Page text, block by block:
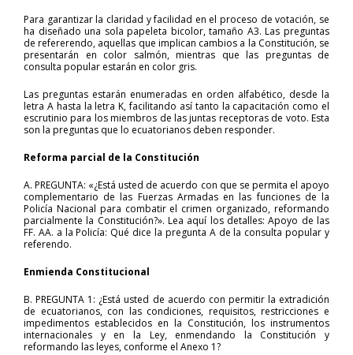
Para garantizar la claridad y facilidad en el proceso de votación, se
ha diseñado una sola papeleta bicolor, tamaño A3. Las preguntas
de refererendo, aquellas que implican cambios a la Constitución, se
presentarán en color salmón, mientras que las preguntas de
consulta popular estarán en color gris.
Las preguntas estarán enumeradas en orden alfabético, desde la
letra A hasta la letra K, facilitando así tanto la capacitación como el
escrutinio para los miembros de las juntas receptoras de voto. Esta
son la preguntas que lo ecuatorianos deben responder.
Reforma parcial de la Constitución
A. PREGUNTA: «¿Está usted de acuerdo con que se permita el apoyo
complementario de las Fuerzas Armadas en las funciones de la
Policía Nacional para combatir el crimen organizado, reformando
parcialmente la Constitución?». Lea aquí los detalles: Apoyo de las
FF. AA. a la Policía: Qué dice la pregunta A de la consulta popular y
referendo.
Enmienda Constitucional
B. PREGUNTA 1: ¿Está usted de acuerdo con permitir la extradición
de ecuatorianos, con las condiciones, requisitos, restricciones e
impedimentos establecidos en la Constitución, los instrumentos
internacionales y en la Ley, enmendando la Constitución y
reformando las leyes, conforme el Anexo 1?